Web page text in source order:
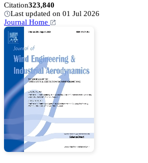
Citation323,840
Last updated on 01 Jul 2026
Journal Home